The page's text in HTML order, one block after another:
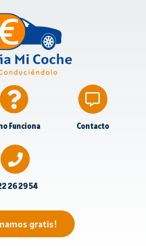
Funciona Contacto
26 29 54
gratis!